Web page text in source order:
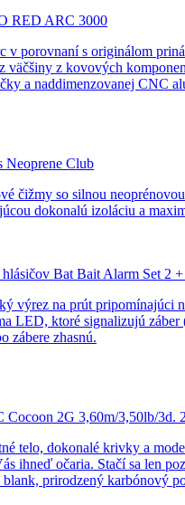
RED ARC 3000
v porovnaní s originálom
väčšiny z kovových
a naddimenzovanej CNC
Neoprene Club
čižmy so silnou
dokonalú izoláciu a
hlásičov Bat Bait Alarm Set 2
výrez na prút pripomínajúci
LED, ktoré signalizujú záber
zábere zhasnú.
Cocoon 2G 3,60m/3,50lb/3d.
telo, dokonalé krivky a
ihneď očaria. Stačí sa len
prirodzený karbónový